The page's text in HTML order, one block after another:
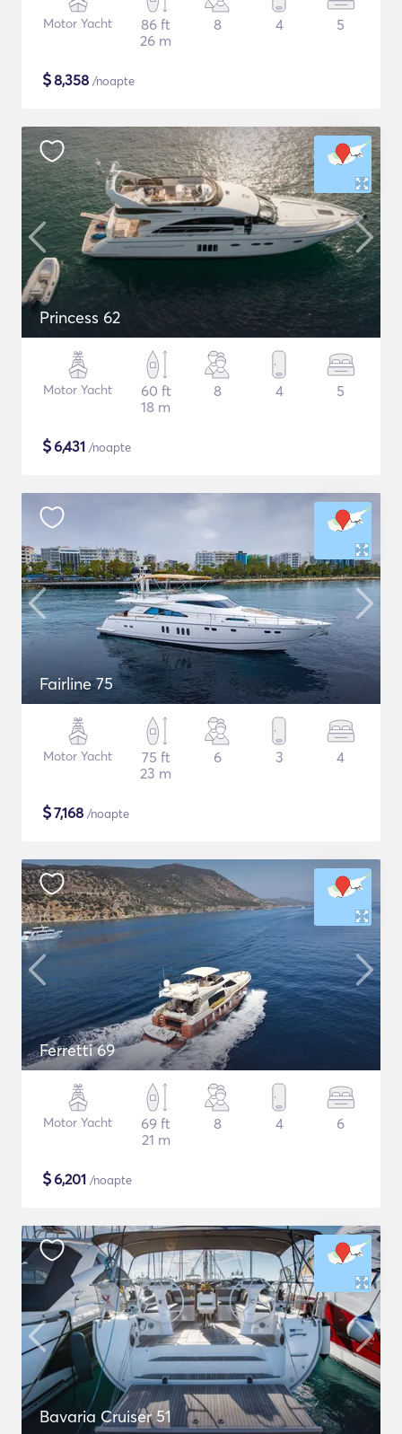
Motor Yacht
86 ft
26 m
8 4 5
$8,358 /noapte
Princess 62
Motor Yacht
60 ft
18 m
8 4 5
$6,431 /noapte
Fairline 75
Motor Yacht
75 ft
23 m
6 3 4
$7,168 /noapte
Ferretti 69
Motor Yacht
69 ft
21 m
8 4 6
$6,201 /noapte
Bavaria Cruiser 51